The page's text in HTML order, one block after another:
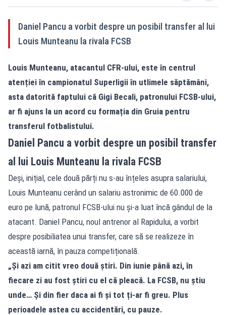
Daniel Pancu a vorbit despre un posibil transfer al lui
Louis Munteanu la rivala FCSB
Louis Munteanu, atacantul CFR-ului, este în centrul
atenției în campionatul Superligii în utlimele săptămâni,
asta datorită faptului că Gigi Becali, patronului FCSB-ului,
ar fi ajuns la un acord cu formația din Gruia pentru
transferul fotbalistului.
Daniel Pancu a vorbit despre un posibil transfer
al lui Louis Munteanu la rivala FCSB
Deși, inițial, cele două părți nu s-au înțeles asupra salariului,
Louis Munteanu cerând un salariu astronimic de 60.000 de
euro pe lună, patronul FCSB-ului nu și-a luat încă gândul de la
atacant. Daniel Pancu, noul antrenor al Rapidului, a vorbit
despre posibiliatea unui transfer, care să se realizeze în
această iarnă, în pauza competițională.
„Și azi am citit vreo două știri. Din iunie până azi, în
fiecare zi au fost știri cu el că pleacă. La FCSB, nu știu
unde… Și din fier daca ai fi și tot ți-ar fi greu. Plus
perioadele astea cu accidentări, cu pauze.